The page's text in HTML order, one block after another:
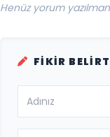
Henüz yorum
FIKIR BELIRT